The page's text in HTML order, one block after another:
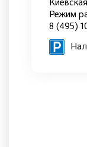
Режим
8 (495)